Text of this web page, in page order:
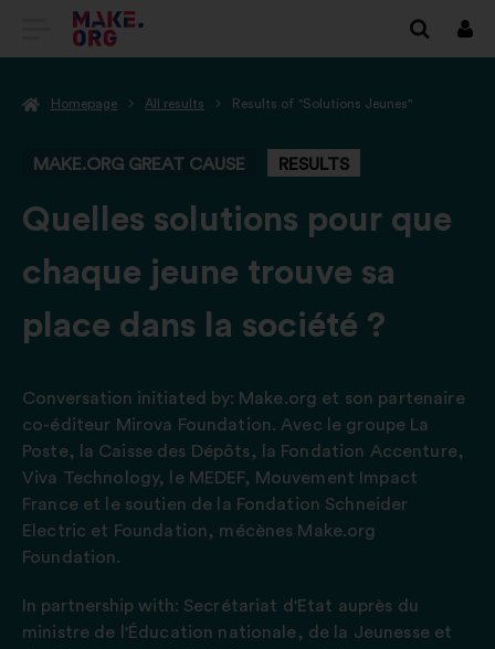
GO
THE
MAKE.ORG
WEBSITE
Log
in
Homepage All results Results of "Solutions Jeunes"
MAKE.ORG GREAT CAUSE RESULTS
-
Quelles solutions pour que
chaque jeune trouve sa
place dans la société ?
Conversation initiated by: Make.org et son partenaire
co-éditeur Mirova Foundation. Avec le groupe La
Poste, la Caisse des Dépôts, la Fondation Accenture,
Viva Technology, le MEDEF, Mouvement Impact
France et le soutien de la Fondation Schneider
Electric et Foundation, mécènes Make.org
Foundation.
In partnership with: Secrétariat d'Etat auprès du
ministre de l'Éducation nationale, de la Jeunesse et